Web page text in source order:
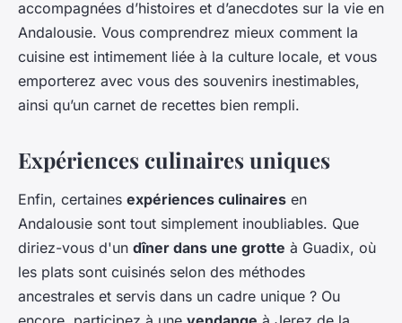
accompagnées d’histoires et d’anecdotes sur la vie en
Andalousie. Vous comprendrez mieux comment la
cuisine est intimement liée à la culture locale, et vous
emporterez avec vous des souvenirs inestimables,
ainsi qu’un carnet de recettes bien rempli.
Expériences culinaires uniques
Enfin, certaines expériences culinaires en
Andalousie sont tout simplement inoubliables. Que
diriez-vous d'un dîner dans une grotte à Guadix, où
les plats sont cuisinés selon des méthodes
ancestrales et servis dans un cadre unique ? Ou